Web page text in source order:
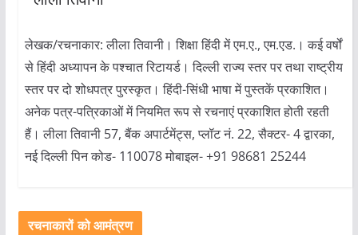
लेखक/रचनाकार: लीला तिवानी। शिक्षा हिंदी में एम.ए., एम.एड.। कई वर्षों
से हिंदी अध्यापन के पश्चात रिटायर्ड। दिल्ली राज्य स्तर पर तथा राष्ट्रीय
स्तर पर दो शोधपत्र पुरस्कृत। हिंदी-सिंधी भाषा में पुस्तकें प्रकाशित।
अनेक पत्र-पत्रिकाओं में नियमित रूप से रचनाएं प्रकाशित होती रहती
हैं। लीला तिवानी 57, बैंक अपार्टमेंट्स, प्लॉट नं. 22, सैक्टर- 4 द्वारका,
नई दिल्ली पिन कोड- 110078 मोबाइल- +91 98681 25244
रचनाकारों को आमंत्रण